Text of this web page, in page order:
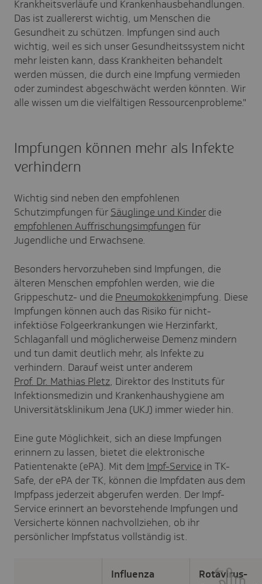
Krankheitsverläufe und Krankenhausbehandlungen.
Das ist zuallererst wichtig, um Menschen die
Gesundheit zu schützen. Impfungen sind auch
wichtig, weil es sich unser Gesundheitssystem nicht
mehr leisten kann, dass Krankheiten behandelt
werden müssen, die durch eine Impfung vermieden
oder zumindest abgeschwächt werden könnten. Wir
alle wissen um die vielfältigen Ressourcenprobleme."
Impfungen können mehr als Infekte
verhindern
Wichtig sind neben den empfohlenen
Schutzimpfungen für Säuglinge und Kinder die
empfohlenen Auffrischungsimpfungen für
Jugendliche und Erwachsene.
Besonders hervorzuheben sind Impfungen, die
älteren Menschen empfohlen werden, wie die
Grippeschutz- und die Pneumokokkenimpfung. Diese
Impfungen können auch das Risiko für nicht-
infektiöse Folgeerkrankungen wie Herzinfarkt,
Schlaganfall und möglicherweise Demenz mindern
und tun damit deutlich mehr, als Infekte zu
verhindern. Darauf weist unter anderem
Prof. Dr. Mathias Pletz, Direktor des Instituts für
Infektionsmedizin und Krankenhaushygiene am
Universitätsklinikum Jena (UKJ) immer wieder hin.
Eine gute Möglichkeit, sich an diese Impfungen
erinnern zu lassen, bietet die elektronische
Patientenakte (ePA). Mit dem Impf-Service in TK-
Safe, der ePA der TK, können die Impfdaten aus dem
Impfpass jederzeit abgerufen werden. Der Impf-
Service erinnert an bevorstehende Impfungen und
Versicherte können nachvollziehen, ob ihr
persönlicher Impfstatus vollständig ist.
Influenza
Rotavirus-